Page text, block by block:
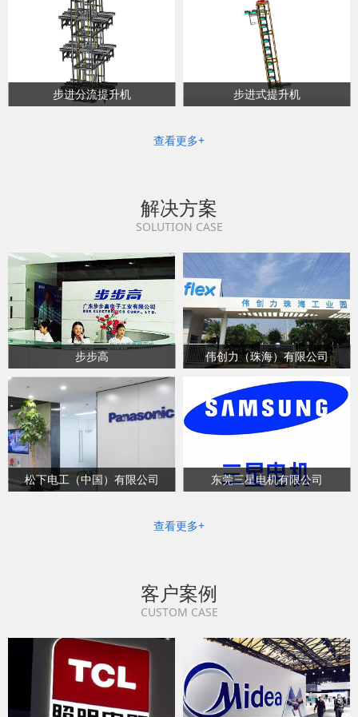
步进分流提升机 步进式提升机
查看更多+
解决方案
SOLUTION CASE
步步高 伟创力（珠海）有限公司
松下电工（中国）有限公司 东莞三星电机有限公司
查看更多+
客户案例
CUSTOM CASE